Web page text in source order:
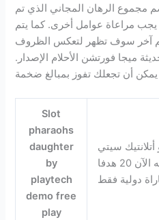
مجموع الرهان المجاني الذي تم
مراعاة عوامل أخرى. كما يتم
آخر سوف تظهر لتعكس الظروف
ميجا فورتشن الأحلام الإصدار.
Slot
pharaohs
daughter
by
playtech
demo free
play
سيتي
الوحيد الذي يغلق، وديفيد لديه الآن 20 هدفا